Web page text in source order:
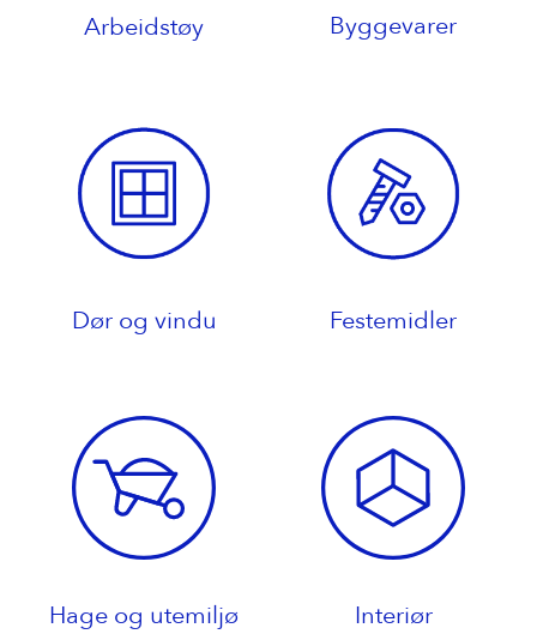
Arbeidstøy Byggevarer
Dør og vindu Festemidler
Hage og utemiljø Interiør